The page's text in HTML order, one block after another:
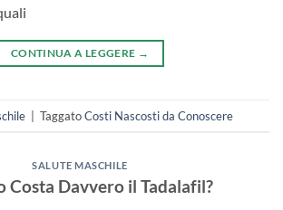
CONTINUA A LEGGERE →
TaggatoCosti Nascosti da Conoscere
SALUTE MASCHILE
Costa Davvero il Tadalafil?